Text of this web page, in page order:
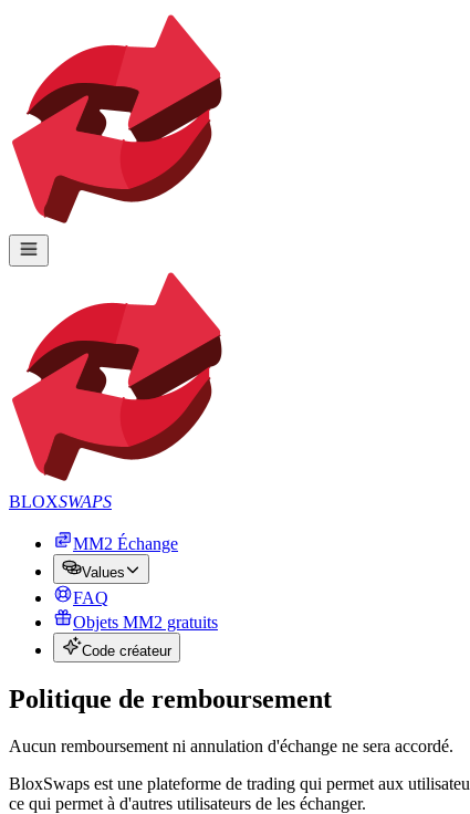
BLOXSWAPS
MM2 Échange
Values
FAQ
Objets MM2 gratuits
Code créateur
Politique de remboursement
Aucun remboursement ni annulation d'échange ne sera accordé.
BloxSwaps est une plateforme de trading qui permet aux
ce qui permet à d'autres utilisateurs de les échanger.